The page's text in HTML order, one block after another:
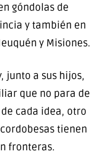
góndolas de
y también en
y Misiones.
junto a sus hijos,
que no para de
cada idea, otro
tienen
fronteras.